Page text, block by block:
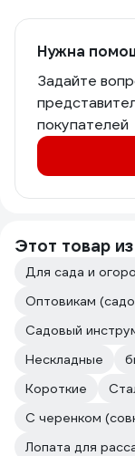
Нужна
Задайте
покупателей
Этот товар
Для сада и
Оптовикам
Садовый
Нескладные
Короткие
С черенком
Лопата для